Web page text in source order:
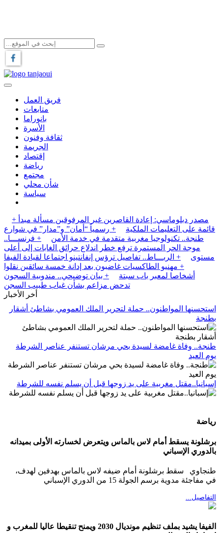
فريق العمل
متابعات
بانوراما
الأسرة
ثقافة وفنون
الجريمة
إقتصاد
رياضة
مجتمع
شأن محلي
سياسة
+ مصدر دبلوماسي: إعادة القاصرين غير المرفوقين مسألة مبدأ
قائمة على التعليمات الملكية
+ رسمياً “أمان” و”مدار” في شوارع
طنجة.. تكنولوجيا مغربية متقدمة في خدمة الأمن
+ فرنســـا..
موجة الحر المستمرة ترفع خطر اندلاع حرائق الغابات إلى أعلى
مستوى
+ الربـــاط.. تفاصيل ترؤس إنفانتينو اجتماعا لقيادة الفيفا
+ مهنيو الطاكسيات غاضبون بعد إدانة خمسة سائقين نقلوا
أشخاصا لمعبر باب سبتة
+ بيان توضيحي.. مندوبية السجون
تدحض مزاعم بشأن غياب طبيب السجن
أخر الأخبار
استحسنها المواطنون.. حملة لتحرير الملك العمومي بشاطئ أشقار
بطنجة
طنجة.. وفاة غامضة لسيدة بحي مرشان تستنفر عناصر الشرطة
يوم العيد
إسبانيا..مقتل مغربية على يد زوجها قبل أن يسلم نفسه للشرطة
رياضة
برشلونة يسقط أمام لاس بالماس ويتعرض لخسارته الأولى بميدانه
بالدوري الإسباني
طنجاوي سقط برشلونة أمام ضيفه لاس بالماس بهدفين لهدف،
في مفاجئة مدوية برسم الجولة 15 من الدوري الإسباني
التفاصيل...
الفيفا يشيد بملف تنظيم مونديال 2030 ويمنح تنقيطا عاليا للمغرب و